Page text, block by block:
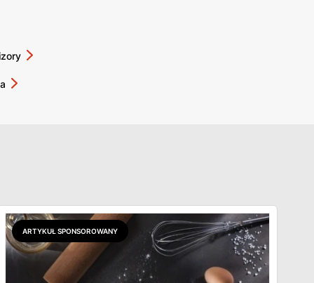
ARTYKUŁ SPONSOROWANY